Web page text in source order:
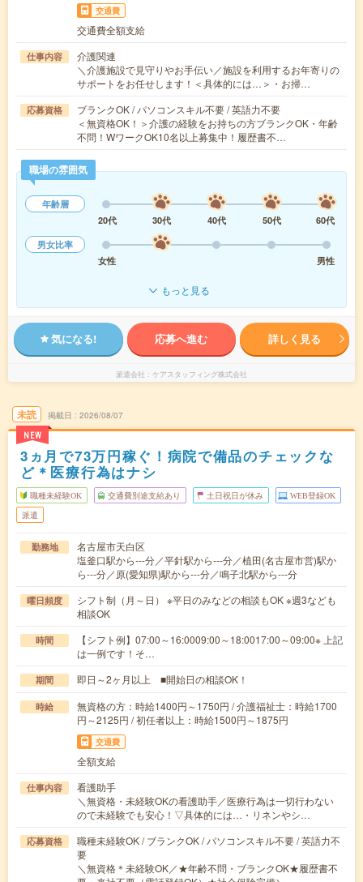
交通費
交通費全額支給
仕事内容
介護関連
＼介護施設で見守りやお手伝い／施設を利用するお年寄りの
サポートをお任せします！＜具体的には…＞・お掃…
応募資格
ブランクOK / パソコンスキル不要 / 英語力不要
＜無資格OK！＞介護の経験をお持ちの方ブランクOK・年齢
不問！WワークOK10名以上募集中！履歴書不…
職場の雰囲気
年齢層
20代
30代 40代 50代
60代
男女比率
女性
男性
もっと見る
気になる! 応募へ進む 詳しく見る
派遣会社 ケアスタッフィング株式会社
未読
NEW
掲載日 2026/08/07
3ヵ月で73万円稼ぐ！病院で備品のチェックな
ど＊医療行為はナシ
職種未経験OK 交通費別途支給あり 土日祝日が休み WEB登録OK
派遣
勤務地
名古屋市天白区
塩釜口駅から---分／平針駅から---分／植田(名古屋市営)駅か
ら---分／原(愛知県)駅から---分／鳴子北駅から---分
曜日頻度
シフト制（月～日） ※平日のみなどの相談もOK ※週3なども
相談OK
時間
【シフト例】07:00～16:0009:00～18:0017:00～09:00※ 上記
は一例です！そ…
期間 即日～2ヶ月以上 ■開始日の相談OK！
時給
無資格の方：時給1400円～1750円 / 介護福祉士：時給1700
円～2125円 / 初任者以上：時給1500円～1875円
交通費
全額支給
仕事内容
看護助手
＼無資格・未経験OKの看護助手／医療行為は一切行わない
ので未経験でも安心！▽具体的には…・リネンやシ…
応募資格
職種未経験OK / ブランクOK / パソコンスキル不要 / 英語力不
要
＼無資格＊未経験OK／★年齢不問・ブランクOK★履歴書不